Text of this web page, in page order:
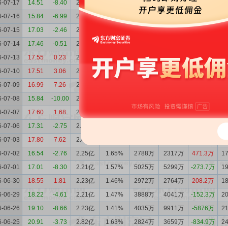
07-17
14.51 -8.40 2.39亿 1141万 1993万 -851.2万
07-16
15.84 -6.99 2.47亿 1.89% 1823万 1892万 -68.87万
07-15
17.03 -2.46 2.48亿 1848万 2659万 -811.1万
07-14
17.46 -0.51 2.56亿 1.78%
07-13
17.55 0.23 2.53亿 1.75% 3313万 5199万 -1886万
07-10
17.51 3.06 2.72亿 1.88% 5263万 3600万 1663万
07-09
16.99 7.26 2.56亿
07-08
15.84 -10.00 2.49亿
07-07
17.60 1.68 2.41亿 1389万
07-06
17.31 -2.75 2.27亿
07-03
17.80 7.62 2.45亿
07-02
16.54 -2.76 2.25亿 1.65% 2788万 2317万 471.3万
07-01
17.01 -8.30 2.21亿 1.57% 5025万 5299万 -273.7万
06-30
18.55 1.81 2.23亿 1.46% 2972万 2764万 208.2万
06-29
18.22 -4.61 2.21亿 1.47% 3888万 4041万 -152.3万
06-26
19.10 -8.66 2.23亿 1.41% 4035万 9911万 -5876万
06-25
20.91 -3.73 2.82亿 1.63% 2824万 3659万 -834.9万